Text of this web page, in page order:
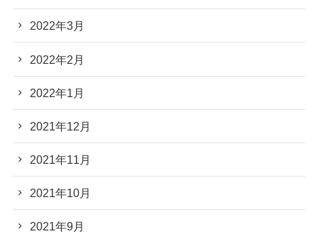
2022年3月
2022年2月
2022年1月
2021年12月
2021年11月
2021年10月
2021年9月